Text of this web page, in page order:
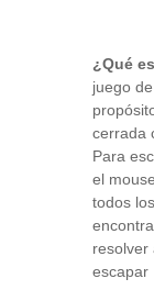
¿Qué
juego
cerrada
Para
el
todos
resolver
escapar